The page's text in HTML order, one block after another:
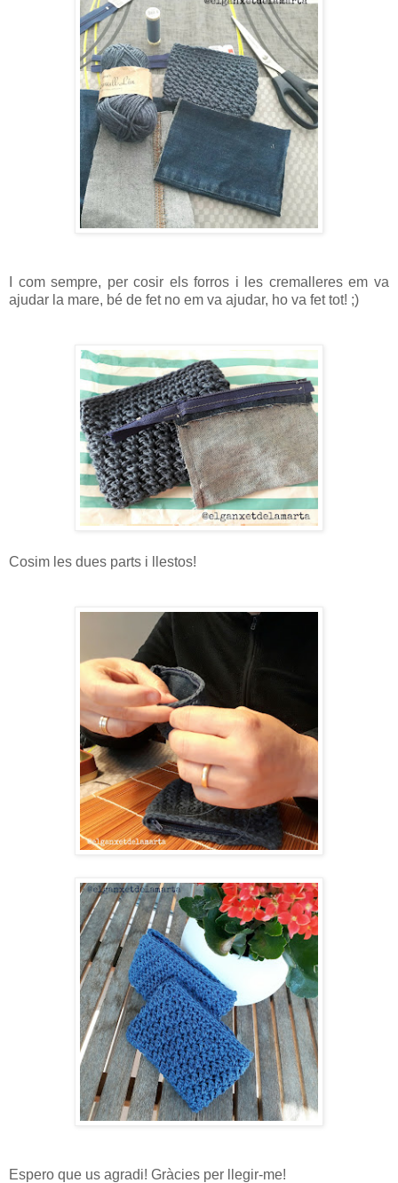
I com sempre, per cosir els forros i les cremalleres em va
ajudar la mare, bé de fet no em va ajudar, ho va fet tot! ;)
Cosim les dues parts i llestos!
Espero que us agradi! Gràcies per llegir-me!